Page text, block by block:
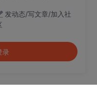
发动态/写文章/加入社
录